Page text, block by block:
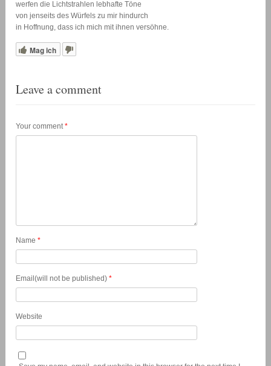
werfen die Lichtstrahlen lebhafte Töne
von jenseits des Würfels zu mir hindurch
in Hoffnung, dass ich mich mit ihnen versöhne.
Mag ich
Leave a comment
Your comment*
Name*
Email(will not be published)*
Website